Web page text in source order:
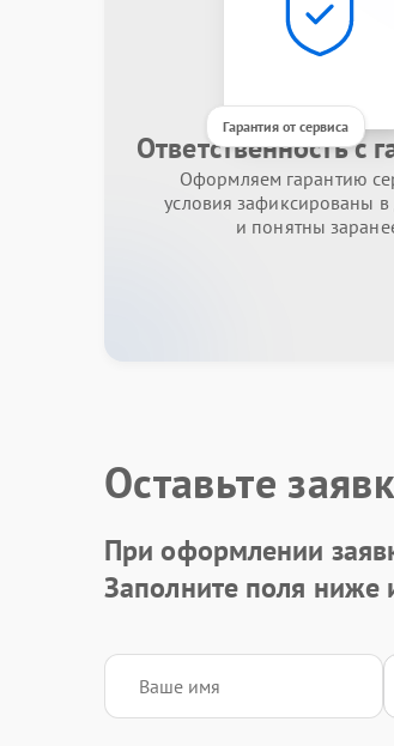
Гарантия от сервиса
Ответственность с
Оформляем гарантию
условия зафиксированы в
и понятны
Оставьте
При оформлении
Заполните поля